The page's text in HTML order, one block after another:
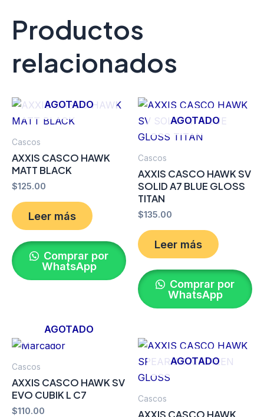
Productos
relacionados
AGOTADO
Cascos
AXXIS CASCO HAWK
MATT BLACK
$125.00
Leer más
Comprar por
WhatsApp
AGOTADO
Cascos
AXXIS CASCO HAWK SV
SOLID A7 BLUE GLOSS
TITAN
$135.00
Leer más
Comprar por
WhatsApp
AGOTADO
Cascos
AXXIS CASCO HAWK SV
EVO CUBIK L C7
$110.00
AGOTADO
Cascos
AXXIS CASCO HAWK